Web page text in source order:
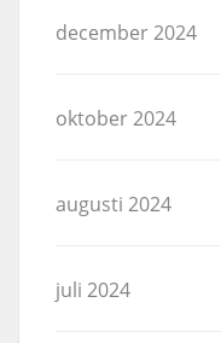
december 2024
oktober 2024
augusti 2024
juli 2024